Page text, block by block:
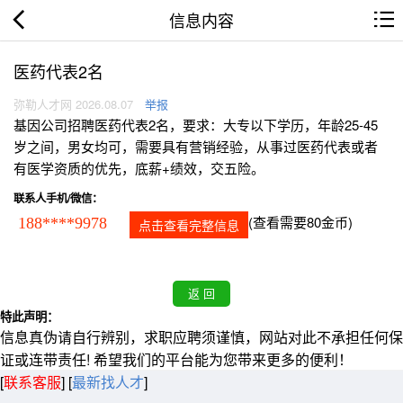
信息内容
医药代表2名
弥勒人才网 2026.08.07 举报
基因公司招聘医药代表2名，要求：大专以下学历，年龄25-45
岁之间，男女均可，需要具有营销经验，从事过医药代表或者
有医学资质的优先，底薪+绩效，交五险。
联系人手机/微信：
188****9978 点击查看完整信息 (查看需要80金币)
特此声明：
信息真伪请自行辨别，求职应聘须谨慎，网站对此不承担任何保
证或连带责任! 希望我们的平台能为您带来更多的便利！
[联系客服] [最新找人才]